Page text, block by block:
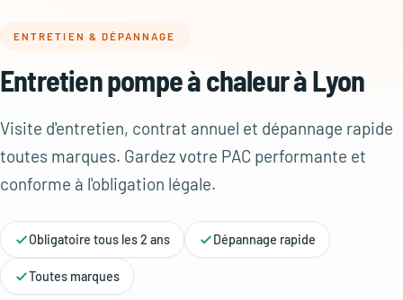
ENTRETIEN & DÉPANNAGE
Entretien pompe à chaleur à Lyon
Visite d'entretien, contrat annuel et dépannage rapide
toutes marques. Gardez votre PAC performante et
conforme à l'obligation légale.
Obligatoire tous les 2 ans Dépannage rapide
Toutes marques